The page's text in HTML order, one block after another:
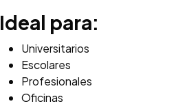
Ideal para:
Universitarios
Escolares
Profesionales
Oficinas